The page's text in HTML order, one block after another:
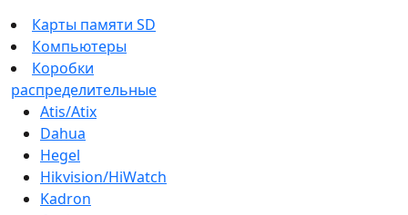
Карты памяти SD
Компьютеры
Коробки
распределительные
Atis/Atix
Dahua
Hegel
Hikvision/HiWatch
Kadron